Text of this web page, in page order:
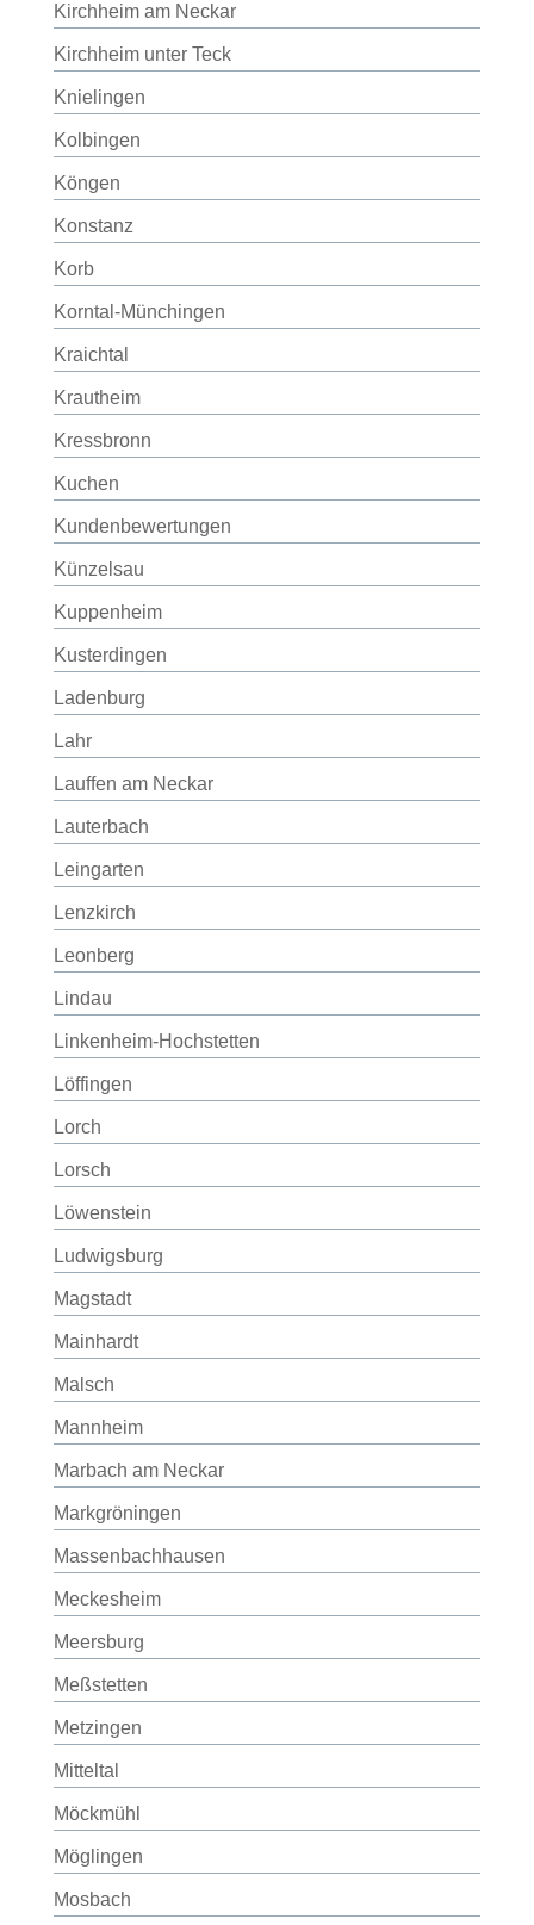
Kirchheim am Neckar
Kirchheim unter Teck
Knielingen
Kolbingen
Köngen
Konstanz
Korb
Korntal-Münchingen
Kraichtal
Krautheim
Kressbronn
Kuchen
Kundenbewertungen
Künzelsau
Kuppenheim
Kusterdingen
Ladenburg
Lahr
Lauffen am Neckar
Lauterbach
Leingarten
Lenzkirch
Leonberg
Lindau
Linkenheim-Hochstetten
Löffingen
Lorch
Lorsch
Löwenstein
Ludwigsburg
Magstadt
Mainhardt
Malsch
Mannheim
Marbach am Neckar
Markgröningen
Massenbachhausen
Meckesheim
Meersburg
Meßstetten
Metzingen
Mitteltal
Möckmühl
Möglingen
Mosbach